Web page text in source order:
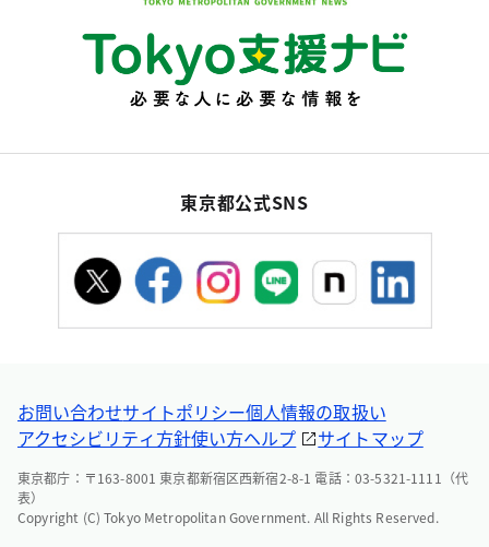
東京都公式SNS
お問い合わせサイトポリシー個人情報の取扱い
アクセシビリティ方針使い方ヘルプ サイトマップ
東京都庁：〒163-8001 東京都新宿区西新宿2-8-1 電話：03-5321-1111（代
表）
Copyright (C) Tokyo Metropolitan Government. All Rights Reserved.